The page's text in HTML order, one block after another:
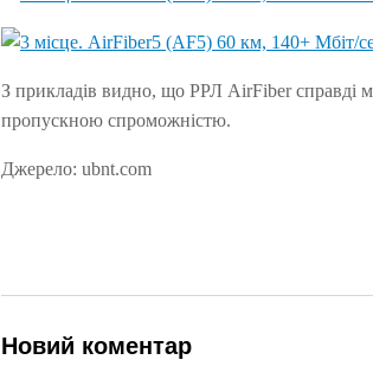
З прикладів видно, що РРЛ AirFiber справді
пропускною спроможністю.
Джерело: ubnt.com
Новий коментар